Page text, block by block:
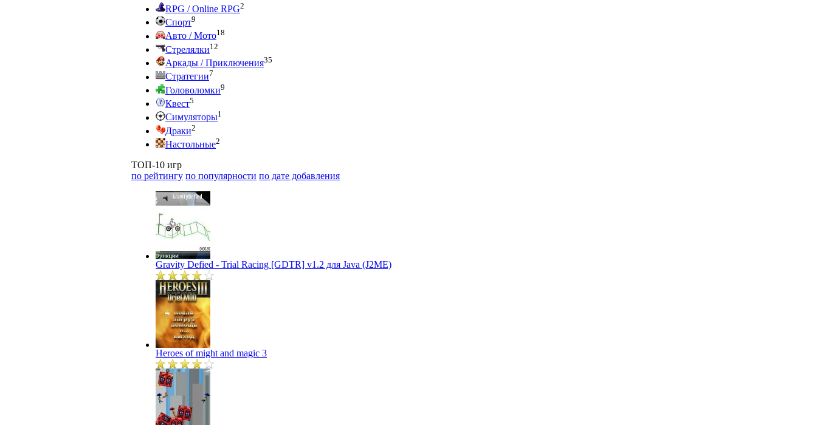
RPG / Online RPG2
Спорт9
Авто / Мото18
Стрелялки12
Аркады / Приключения35
Стратегии7
Головоломки9
Квест5
Симуляторы1
Драки2
Настольные2
ТОП-10 игр
по рейтингу по популярности по дате добавления
Gravity Defied - Trial Racing [GDTR] v1.2 для Java (J2ME)
Heroes of might and magic 3